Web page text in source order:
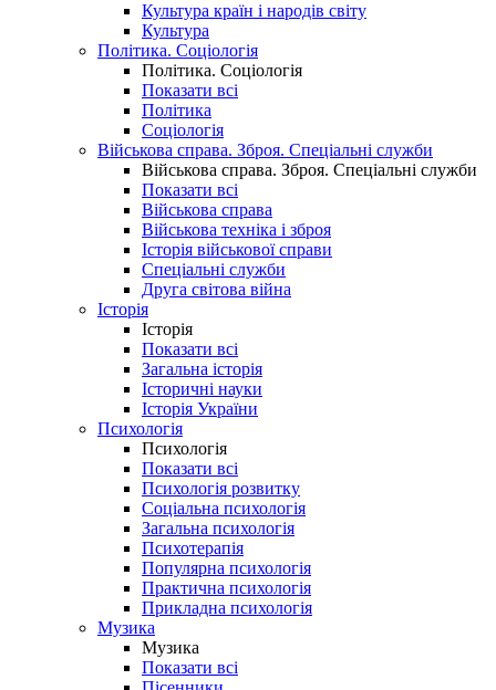
Культура країн і народів світу
Культура
Політика. Соціологія
Політика. Соціологія
Показати всі
Політика
Соціологія
Військова справа. Зброя. Спеціальні служби
Військова справа. Зброя. Спеціальні служби
Показати всі
Військова справа
Військова техніка і зброя
Історія військової справи
Спеціальні служби
Друга світова війна
Історія
Історія
Показати всі
Загальна історія
Історичні науки
Історія України
Психологія
Психологія
Показати всі
Психологія розвитку
Соціальна психологія
Загальна психологія
Психотерапія
Популярна психологія
Практична психологія
Прикладна психологія
Музика
Музика
Показати всі